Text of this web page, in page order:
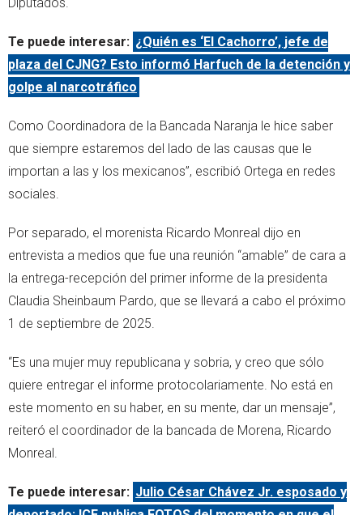
Te puede interesar: ¿Quién es ‘El Cachorro’, jefe de
plaza del CJNG? Esto informó Harfuch de la detención y
golpe al narcotráfico
Como Coordinadora de la Bancada Naranja le hice saber
que siempre estaremos del lado de las causas que le
importan a las y los mexicanos”, escribió Ortega en redes
sociales.
Por separado, el morenista Ricardo Monreal dijo en
entrevista a medios que fue una reunión “amable” de cara a
la entrega-recepción del primer informe de la presidenta
Claudia Sheinbaum Pardo, que se llevará a cabo el próximo
1 de septiembre de 2025.
“Es una mujer muy republicana y sobria, y creo que sólo
quiere entregar el informe protocolariamente. No está en
este momento en su haber, en su mente, dar un mensaje”,
reiteró el coordinador de la bancada de Morena, Ricardo
Monreal.
Te puede interesar: Julio César Chávez Jr. esposado y